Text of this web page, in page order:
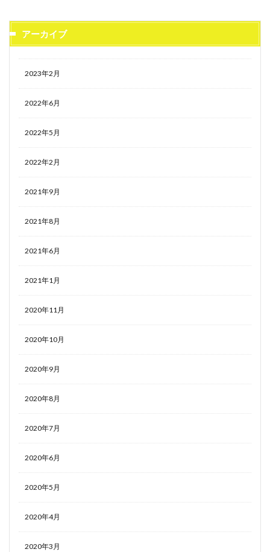
アーカイブ
2023年2月
2022年6月
2022年5月
2022年2月
2021年9月
2021年8月
2021年6月
2021年1月
2020年11月
2020年10月
2020年9月
2020年8月
2020年7月
2020年6月
2020年5月
2020年4月
2020年3月